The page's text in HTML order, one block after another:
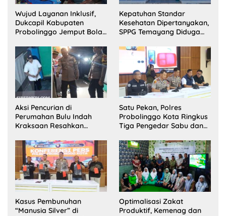
Wujud Layanan Inklusif,
Dukcapil Kabupaten
Probolinggo Jemput Bola
Disabilitas di Dringu
Kepatuhan Standar
Kesehatan Dipertanyakan,
SPPG Temayang Diduga
Aksi Pencurian di
Perumahan Bulu Indah
Kraksaan Resahkan
Satu Pekan, Polres
Probolinggo Kota Ringkus
Tiga Pengedar Sabu dan
Kasus Pembunuhan
“Manusia Silver” di
Optimalisasi Zakat
Produktif, Kemenag dan